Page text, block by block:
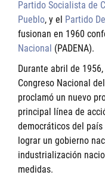
Partido Socialista de
Pueblo, y el Partido
fusionan en 1960
Nacional (PADENA).
Durante abril de
Congreso Nacional
proclamó un nuevo
principal línea de
democráticos del
lograr un gobierno
industrialización
medidas.